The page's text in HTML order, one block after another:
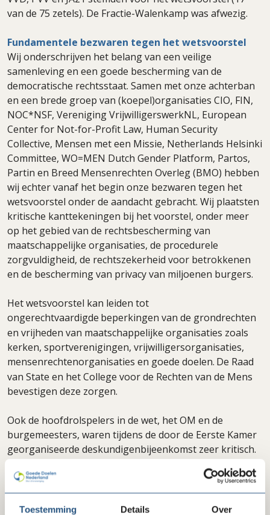
Toestemming Details Over
van de 75 zetels). De Fractie-Walenkamp was afwezig.
Fundamentele bezwaren tegen het wetsvoorstel
Wij onderschrijven het belang van een veilige
samenleving en een goede bescherming van de
democratische rechtsstaat. Samen met onze achterban
en een brede groep van (koepel)organisaties CIO, FIN,
NOC*NSF, Vereniging VrijwilligerswerkNL, European
Center for Not-for-Profit Law, Human Security
Collective, Mensen met een Missie, Netherlands Helsinki
Committee, WO=MEN Dutch Gender Platform, Partos,
Partin en Breed Mensenrechten Overleg (BMO) hebben
wij echter vanaf het begin onze bezwaren tegen het
wetsvoorstel onder de aandacht gebracht. Wij plaatsten
kritische kanttekeningen bij het voorstel, onder meer
op het gebied van de rechtsbescherming van
maatschappelijke organisaties, de procedurele
zorgvuldigheid, de rechtszekerheid voor betrokkenen
en de bescherming van privacy van miljoenen burgers.
Het wetsvoorstel kan leiden tot
ongerechtvaardigde beperkingen van de grondrechten
en vrijheden van maatschappelijke organisaties zoals
kerken, sportverenigingen, vrijwilligersorganisaties,
mensenrechtenorganisaties en goede doelen. De Raad
van State en het College voor de Rechten van de Mens
bevestigen deze zorgen.
Ook de hoofdrolspelers in de wet, het OM en de
burgemeesters, waren tijdens de door de Eerste Kamer
georganiseerde deskundigenbijeenkomst zeer kritisch.
Het opvragen van donatiegegevens past niet bij de
openbare-ordetaak van de burgemeester en dreigt het
ambt te politiseren, terwijl ook grondrechten zoals de
vrijheid van meningsuiting onder druk kunnen komen te